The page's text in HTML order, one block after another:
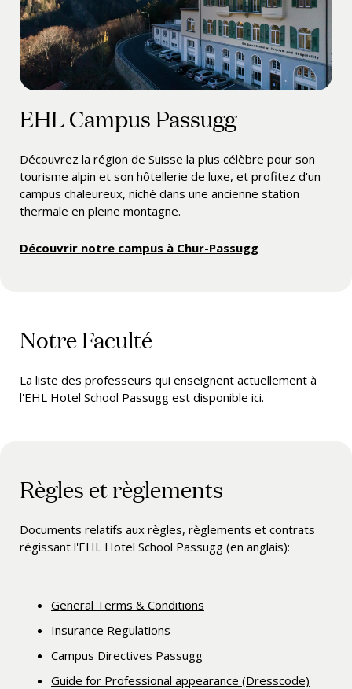
EHL Campus Passugg
Découvrez la région de Suisse la plus célèbre pour son
tourisme alpin et son hôtellerie de luxe, et profitez d'un
campus chaleureux, niché dans une ancienne station
thermale en pleine montagne.
Découvrir notre campus à Chur-Passugg
Notre Faculté
La liste des professeurs qui enseignent actuellement à
l'EHL Hotel School Passugg est disponible ici.
Règles et règlements
Documents relatifs aux règles, règlements et contrats
régissant l'EHL Hotel School Passugg (en anglais):
General Terms & Conditions
Insurance Regulations
Campus Directives Passugg
Guide for Professional appearance (Dresscode)